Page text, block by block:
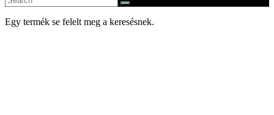
Egy termék se felelt meg a keresésnek.